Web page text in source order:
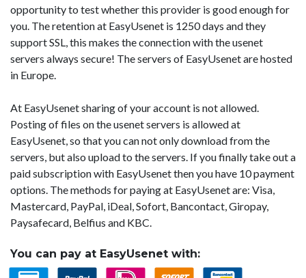
opportunity to test whether this provider is good enough for
you. The retention at EasyUsenet is 1250 days and they
support SSL, this makes the connection with the usenet
servers always secure! The servers of EasyUsenet are hosted
in Europe.
At EasyUsenet sharing of your account is not allowed.
Posting of files on the usenet servers is allowed at
EasyUsenet, so that you can not only download from the
servers, but also upload to the servers. If you finally take out a
paid subscription with EasyUsenet then you have 10 payment
options. The methods for paying at EasyUsenet are: Visa,
Mastercard, PayPal, iDeal, Sofort, Bancontact, Giropay,
Paysafecard, Belfius and KBC.
You can pay at EasyUsenet with: